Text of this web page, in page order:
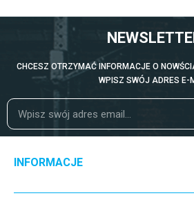
CHCESZ OTRZYMAĆ INFORMACJE O
WPISZ SWÓJ ADRES E-
INFORMACJE